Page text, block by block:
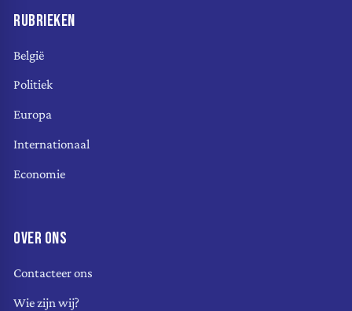
RUBRIEKEN
België
Politiek
Europa
Internationaal
Economie
OVER ONS
Contacteer ons
Wie zijn wij?